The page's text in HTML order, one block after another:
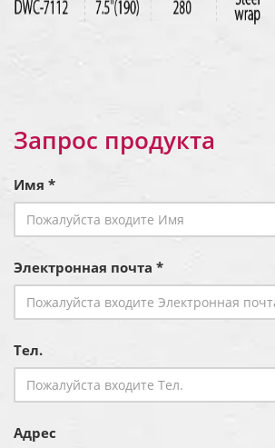
Запрос продукта
Имя *
Электронная почта *
Тел.
Адрес